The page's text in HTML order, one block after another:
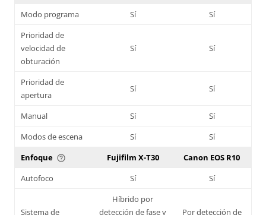
Modo programa Sí
Sí
Prioridad de
velocidad de
obturación
Sí Sí
Prioridad de
apertura
Sí Sí
Manual Sí
Sí
Modos de escena
Sí
Sí
Enfoque help_outline Fujifilm X-T30
Canon EOS R10
Autofoco
Sí Sí
Sistema de
Híbrido por
detección de fase y
Por detección de